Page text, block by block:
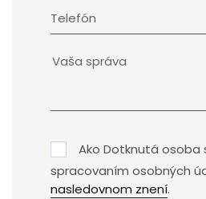
Telefón
Ako Dotknutá osoba
spracovaním osobných
nasledovnom znení.